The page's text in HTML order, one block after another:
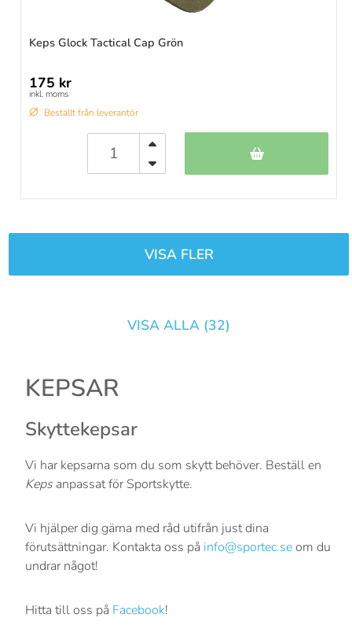
Keps Glock Tactical Cap Grön
175 kr
inkl. moms
Beställt från leverantör
VISA FLER
VISA ALLA (32)
KEPSAR
Skyttekepsar
Vi har kepsarna som du som skytt behöver. Beställ en
Kepsanpassat för Sportskytte.
Vi hjälper dig gärna med råd utifrån just dina
förutsättningar. Kontakta oss på info@sportec.seom du
undrar något!
Hitta till oss på Facebook!